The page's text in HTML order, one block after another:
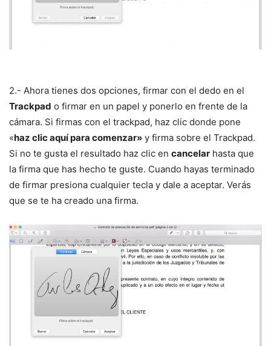
2.- Ahora tienes dos opciones, firmar con el dedo en el
Trackpad o firmar en un papel y ponerlo en frente de la
cámara. Si firmas con el trackpad, haz clic donde pone
«haz clic aquí para comenzar» y firma sobre el Trackpad.
Si no te gusta el resultado haz clic en cancelar hasta que
la firma que has hecho te guste. Cuando hayas terminado
de firmar presiona cualquier tecla y dale a aceptar. Verás
que se te ha creado una firma.